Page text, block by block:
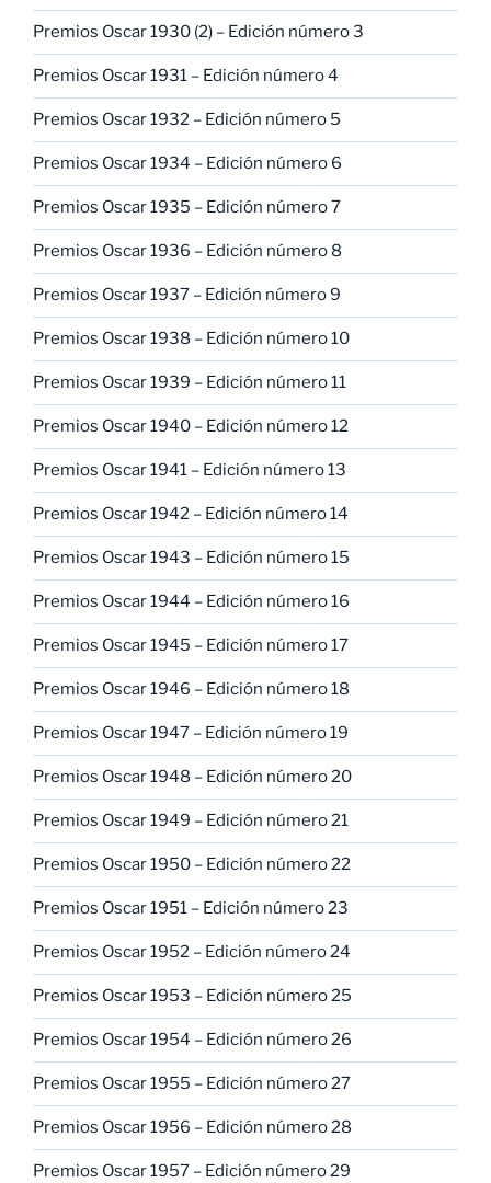
Premios Oscar 1930 (2) – Edición número 3
Premios Oscar 1931 – Edición número 4
Premios Oscar 1932 – Edición número 5
Premios Oscar 1934 – Edición número 6
Premios Oscar 1935 – Edición número 7
Premios Oscar 1936 – Edición número 8
Premios Oscar 1937 – Edición número 9
Premios Oscar 1938 – Edición número 10
Premios Oscar 1939 – Edición número 11
Premios Oscar 1940 – Edición número 12
Premios Oscar 1941 – Edición número 13
Premios Oscar 1942 – Edición número 14
Premios Oscar 1943 – Edición número 15
Premios Oscar 1944 – Edición número 16
Premios Oscar 1945 – Edición número 17
Premios Oscar 1946 – Edición número 18
Premios Oscar 1947 – Edición número 19
Premios Oscar 1948 – Edición número 20
Premios Oscar 1949 – Edición número 21
Premios Oscar 1950 – Edición número 22
Premios Oscar 1951 – Edición número 23
Premios Oscar 1952 – Edición número 24
Premios Oscar 1953 – Edición número 25
Premios Oscar 1954 – Edición número 26
Premios Oscar 1955 – Edición número 27
Premios Oscar 1956 – Edición número 28
Premios Oscar 1957 – Edición número 29